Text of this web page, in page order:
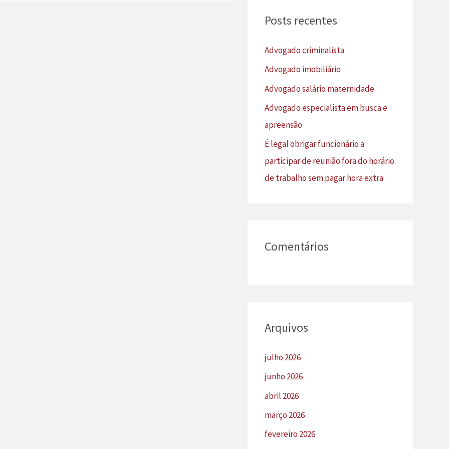
i
p
o
r
:
Posts recentes
Advogado criminalista
Advogado imobiliário
Advogado salário maternidade
Advogado especialista em busca e
apreensão
É legal obrigar funcionário a
participar de reunião fora do horário
de trabalho sem pagar hora extra
Comentários
Arquivos
julho 2026
junho 2026
abril 2026
março 2026
fevereiro 2026